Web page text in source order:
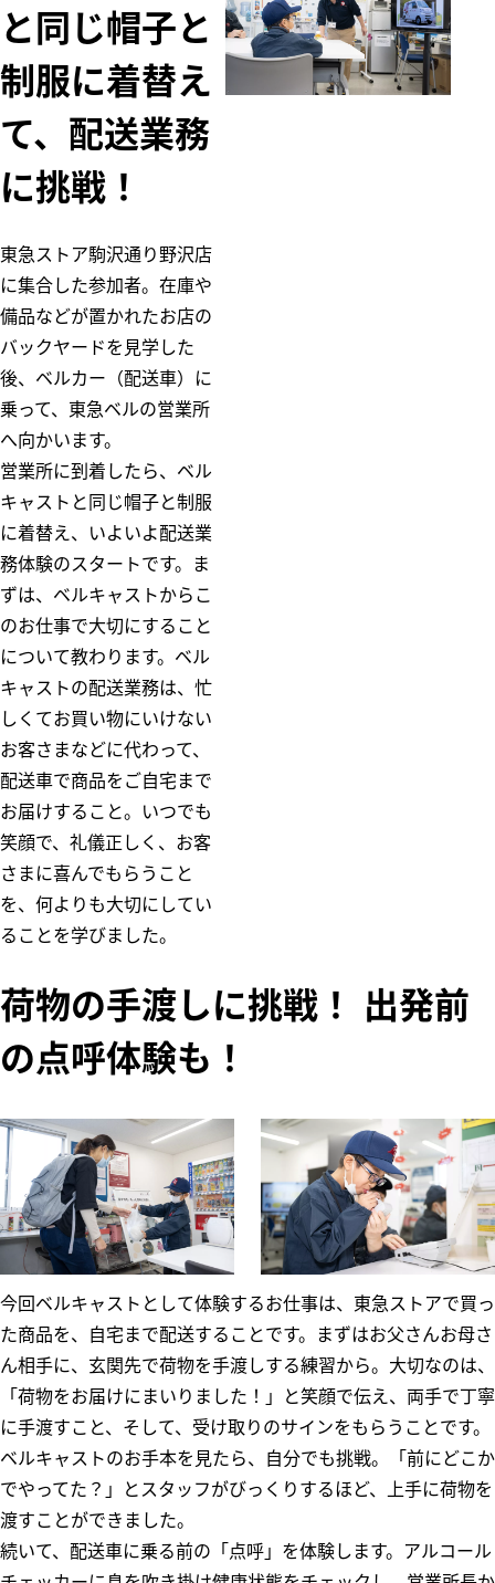
と同じ帽子と
制服に着替え
て、配送業務
に挑戦！
東急ストア駒沢通り野沢店
に集合した参加者。在庫や
備品などが置かれたお店の
バックヤードを見学した
後、ベルカー（配送車）に
乗って、東急ベルの営業所
へ向かいます。
営業所に到着したら、ベル
キャストと同じ帽子と制服
に着替え、いよいよ配送業
務体験のスタートです。ま
ずは、ベルキャストからこ
のお仕事で大切にすること
について教わります。ベル
キャストの配送業務は、忙
しくてお買い物にいけない
お客さまなどに代わって、
配送車で商品をご自宅まで
お届けすること。いつでも
笑顔で、礼儀正しく、お客
さまに喜んでもらうこと
を、何よりも大切にしてい
ることを学びました。
荷物の手渡しに挑戦！ 出発前
の点呼体験も！
今回ベルキャストとして体験するお仕事は、東急ストアで買っ
た商品を、自宅まで配送することです。まずはお父さんお母さ
ん相手に、玄関先で荷物を手渡しする練習から。大切なのは、
「荷物をお届けにまいりました！」と笑顔で伝え、両手で丁寧
に手渡すこと、そして、受け取りのサインをもらうことです。
ベルキャストのお手本を見たら、自分でも挑戦。「前にどこか
でやってた？」とスタッフがびっくりするほど、上手に荷物を
渡すことができました。
続いて、配送車に乗る前の「点呼」を体験します。アルコール